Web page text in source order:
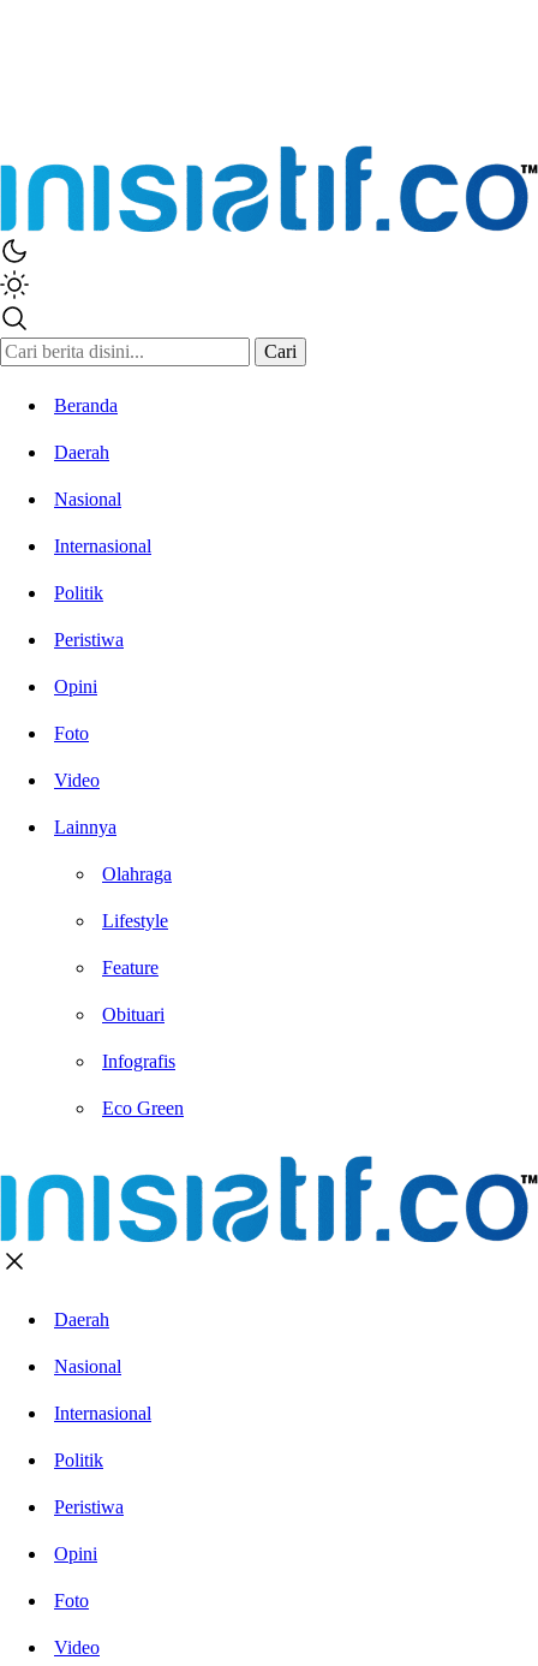
Cari
Beranda
Daerah
Nasional
Internasional
Politik
Peristiwa
Opini
Foto
Video
Lainnya
Olahraga
Lifestyle
Feature
Obituari
Infografis
Eco Green
Daerah
Nasional
Internasional
Politik
Peristiwa
Opini
Foto
Video